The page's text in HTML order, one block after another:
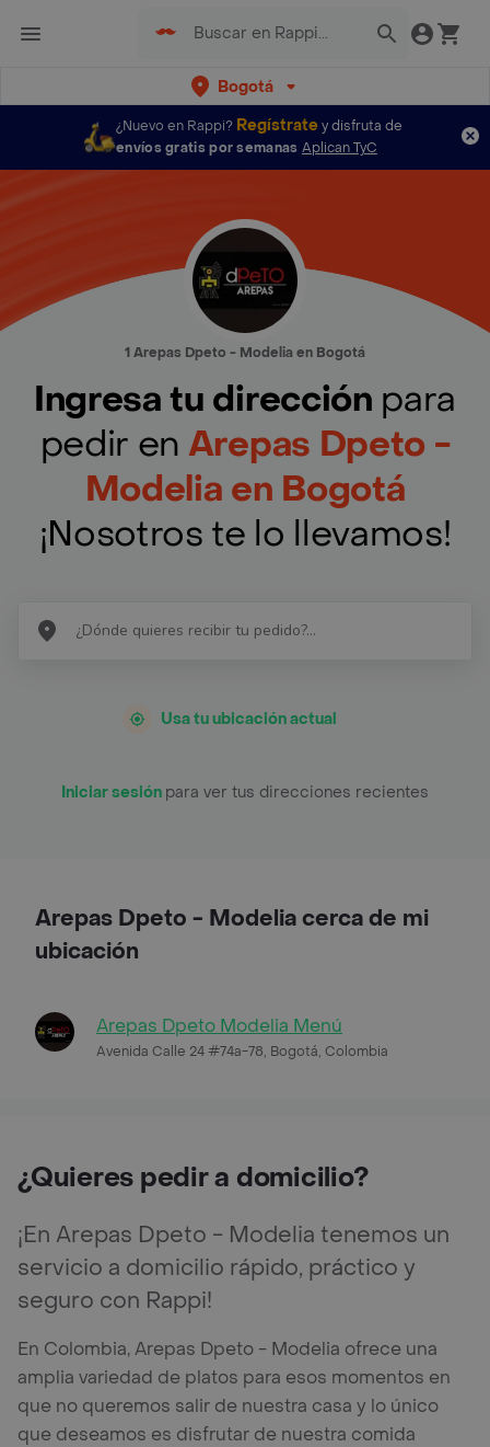
Bogotá
¿Nuevo en Rappi? Regístratey disfruta de
envíos gratis por semanas Aplican TyC
1 Arepas Dpeto - Modelia en Bogotá
Ingresa tu dirección para
pedir en Arepas Dpeto -
Modelia en Bogotá
¡Nosotros te lo llevamos!
Usa tu ubicación actual
Iniciar sesión para ver tus direcciones recientes
Arepas Dpeto - Modelia cerca de mi
ubicación
Arepas Dpeto Modelia Menú
Avenida Calle 24 #74a-78, Bogotá, Colombia
¿Quieres pedir a domicilio?
¡En Arepas Dpeto - Modelia tenemos un
servicio a domicilio rápido, práctico y
seguro con Rappi!
En Colombia, Arepas Dpeto - Modelia ofrece una
amplia variedad de platos para esos momentos en
que no queremos salir de nuestra casa y lo único
que deseamos es disfrutar de nuestra comida